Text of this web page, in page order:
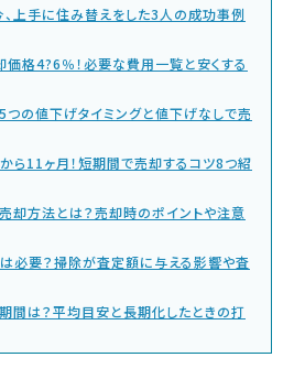
上手に住み替えをした3人の成功事例
格4?6％！必要な費用一覧と安くする
の値下げタイミングと値下げなしで売
ら11ヶ月！短期間で売却するコツ8つ紹
却方法とは？売却時のポイントや注意
必要？掃除が査定額に与える影響や査
間は？平均目安と長期化したときの打